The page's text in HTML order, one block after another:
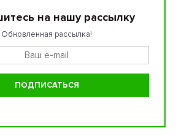
на нашу рассылку
Обновленная рассылка!